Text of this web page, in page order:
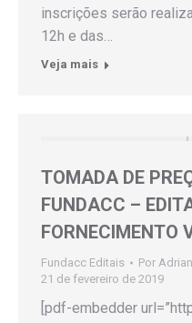
inscrições serão
12h e das…
Veja mais
TOMADA DE
FUNDACC –
FORNECIMENTO
Fundacc Editais Por
21 de fevereiro de 2019
[pdf-embedder